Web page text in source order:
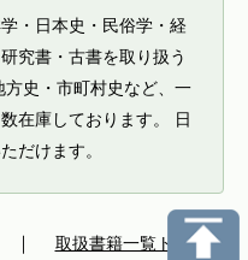
・日本史・民俗学・経
究書・古書を取り扱う
史・市町村史など、一
在庫しております。 日
だけます。
｜ 取扱書籍一覧トップ